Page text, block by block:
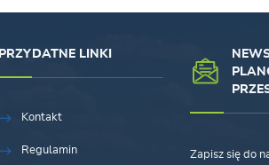
PRZYDATNE LINKI
Kontakt
Regulamin
Zapisz się do